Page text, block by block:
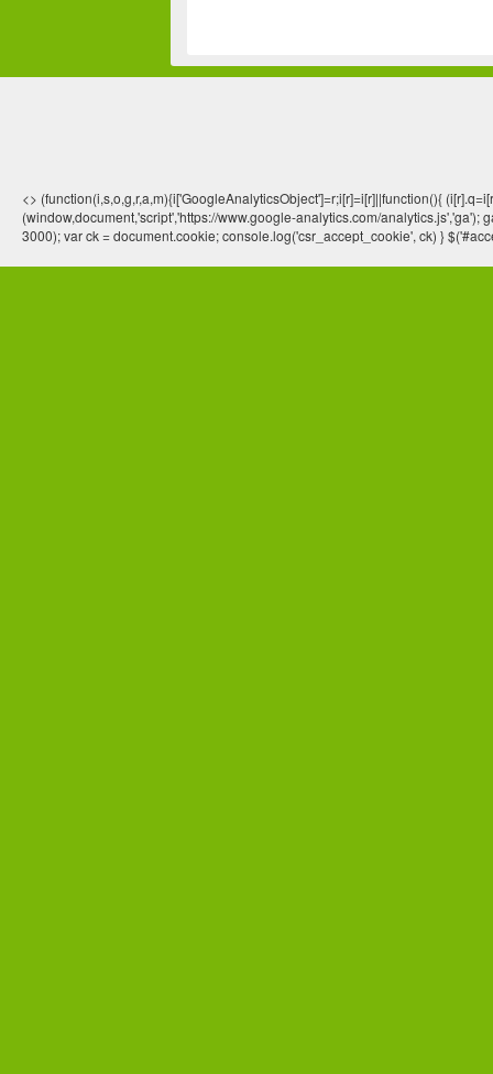
<> (function(i,s,o,g,r,a,m){i['GoogleAnalyticsObject']=r;i[r]=i[r]||function(){
(window,document,'script','https://www.google-analytics.com/
3000); var ck = document.cookie; console.log('csr_accept_cookie', ck) }